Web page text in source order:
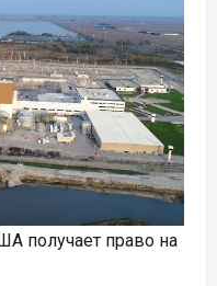
получает право на